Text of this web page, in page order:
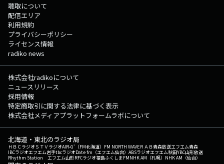
聴取について
配信エリア
利用規約
プライバシーポリシー
ライセンス情報
radiko news
株式会社radikoについて
ニュースリリース
採用情報
特定商取引に関する法律に基づく表示
株式会社メディアプラットフォームラボについて
北海道・東北のラジオ局
ＨＢＣラジオＳＴＶラジオAIR-G'（FM北海道） FM NORTH WAVEＲＡＢ青森放送エフエム青森
IBCラジオエフエム岩手tbcラジオDate fm（エフエム仙台） ABSラジオエフエム秋田YBC山形放送
Rhythm Station エフエム山形RFCラジオ福島ふくしまFMNHK AM（札幌） NHK AM（仙台）